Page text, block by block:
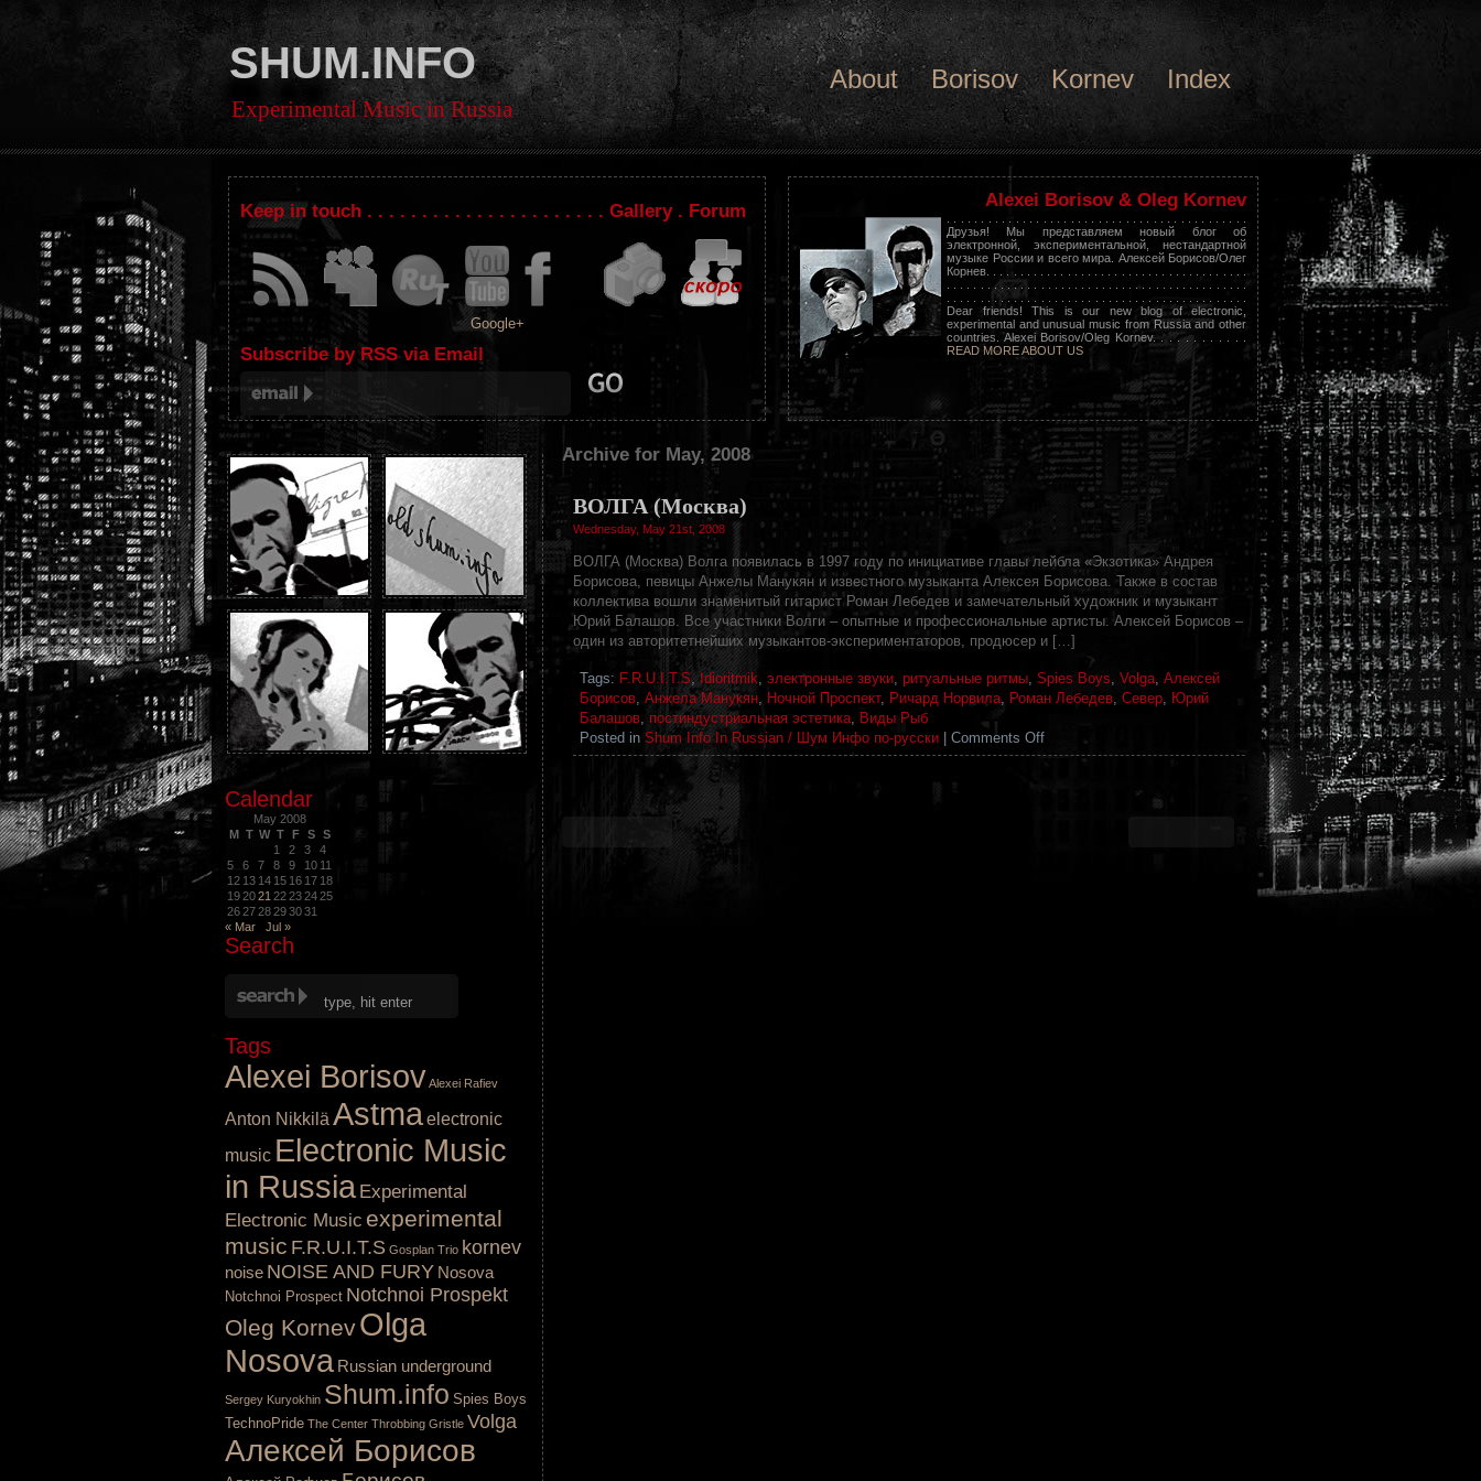
About Borisov Kornev Index
SHUM.INFO
Experimental Music in Russia
Alexei Borisov & Oleg Kornev
Друзья! Мы представляем новый блог об
электронной, экспериментальной, нестандартной
музыке России и всего мира. Алексей Борисов/Олег
Корнев. . . . . . . . . . . . . . . . . . . . . . . . . . . . . . . . . . . . . . .
. . . . . . . . . . . . . . . . . . . . . . . . . . . . . . . . . . . . . . . . . . . . .
. . . . . . . . . . . . . . . . . . . . . . . . . . . . . . . . . . . . . . . . . . . . .
Dear friends! This is our new blog of electronic,
experimental and unusual music from Russia and other
countries. Alexei Borisov/Oleg Kornev. . . . . . . . . . . .
READ MORE ABOUT US
Keep in touch . . . . . . . . . . . . . . . . . . . . . . Gallery . Forum
Google+
Subscribe by RSS via Email
Archive for May, 2008
ВОЛГА (Москва)
Wednesday, May 21st, 2008
ВОЛГА (Москва) Волга появилась в 1997 году по инициативе главы лейбла «Экзотика» Андрея
Борисова, певицы Анжелы Манукян и известного музыканта Алексея Борисова. Также в состав
коллектива вошли знаменитый гитарист Роман Лебедев и замечательный художник и музыкант
Юрий Балашов. Все участники Волги – опытные и профессиональные артисты. Алексей Борисов –
один из авторитетнейших музыкантов-экспериментаторов, продюсер и […]
Tags: F.R.U.I.T.S, Idioritmik, электронные звуки, ритуальные ритмы, Spies Boys, Volga, Алексей
Борисов, Анжела Манукян, Ночной Проспект, Ричард Норвила, Роман Лебедев, Север, Юрий
Балашов, постиндустриальная эстетика, Виды Рыб
Posted in Shum Info In Russian / Шум Инфо по-русски Comments Offon
ВОЛГА
Calendar
May 2008
M T W T F S
S
1
2 3
4
5
6 7 8 9 10 11
12 13 14 15 16 17 18
192021 22232425
262728293031
« Mar
Jul »
Search
Tags
Alexei BorisovAlexei Rafiev
Anton Nikkilä Astmaelectronic
music Electronic Music
in Russia Experimental
Electronic Music experimental
music F.R.U.I.T.S Gosplan Trio kornev
noise NOISE AND FURY Nosova
Notchnoi Prospect Notchnoi Prospekt
Oleg KornevOlga
Nosova Russian underground
Sergey Kuryokhin Shum.info Spies Boys
TechnoPride The Center Throbbing Gristle Volga
Алексей Борисов